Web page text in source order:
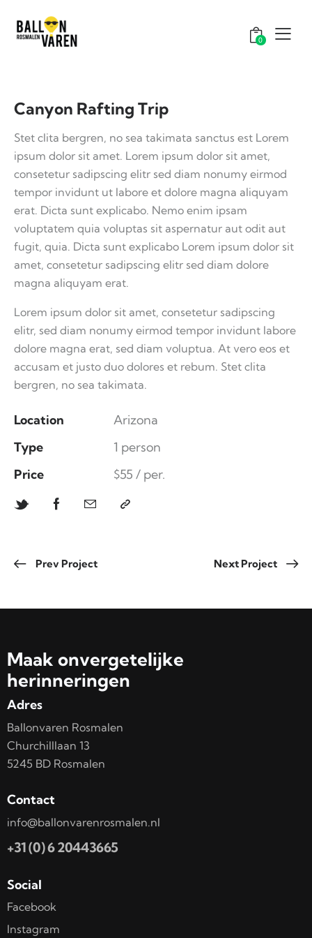
0
Canyon Rafting Trip
Stet clita bergren, no sea takimata sanctus est Lorem
ipsum dolor sit amet. Lorem ipsum dolor sit amet,
consetetur sadipscing elitr sed diam nonumy eirmod
tempor invidunt ut labore et dolore magna aliquyam
erat. Dicta sunt explicabo. Nemo enim ipsam
voluptatem quia voluptas sit aspernatur aut odit aut
fugit, quia. Dicta sunt explicabo Lorem ipsum dolor sit
amet, consetetur sadipscing elitr sed diam dolore
magna aliquyam erat.
Lorem ipsum dolor sit amet, consetetur sadipscing
elitr, sed diam nonumy eirmod tempor invidunt labore
dolore magna erat, sed diam voluptua. At vero eos et
accusam et justo duo dolores et rebum. Stet clita
bergren, no sea takimata.
Location
Arizona
Type
1 person
Price
$55 / per.
Prev Project Next Project
Maak onvergetelijke
herinneringen
Adres
Ballonvaren Rosmalen
Churchilllaan 13
5245 BD Rosmalen
Contact
info@ballonvarenrosmalen.nl
+31 (0) 6 20443665
Social
Facebook
Instagram